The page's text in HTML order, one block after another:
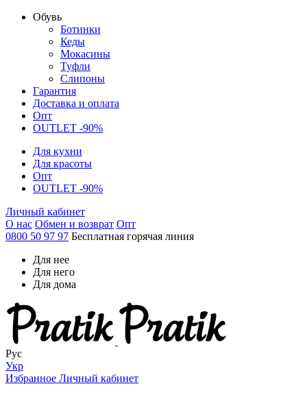
Обувь
Ботинки
Кеды
Мокасины
Туфли
Слипоны
Гарантия
Доставка и оплата
Опт
OUTLET -90%
Для кухни
Для красоты
Опт
OUTLET -90%
Личный кабинет
О нас Обмен и возврат Опт
0800 50 97 97 Бесплатная горячая линия
Для нее
Для него
Для дома
Рус
Укр
Избранное Личный кабинет